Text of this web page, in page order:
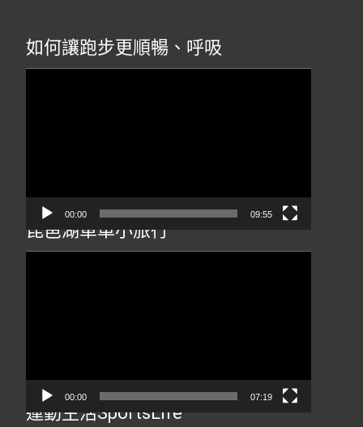
如何讓跑步更順暢、呼吸
00:00 09:55
琵琶湖單車小旅行
00:00 07:19
運動生活SportsLife